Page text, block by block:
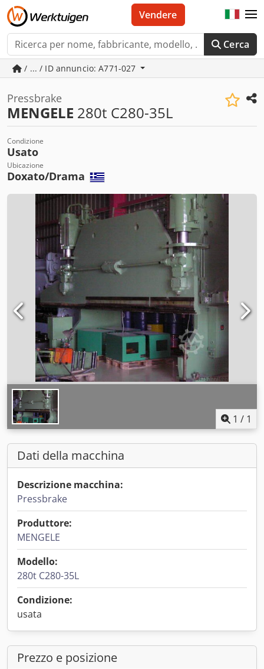
Cerca
Vendere
/ ... / ID annuncio: A771-027
Pressbrake
MENGELE 280t C280-35L
Condizione
Usato
Ubicazione
Doxato/Drama
1 / 1
Dati della macchina
Descrizione macchina:
Pressbrake
Produttore:
MENGELE
Modello:
280t C280-35L
Condizione:
usata
Prezzo e posizione